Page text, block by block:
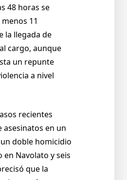
48 horas se
11
la llegada de
cargo, aunque
un repunte
a nivel
recientes
asesinatos en un
doble homicidio
en Navolato y seis
que la